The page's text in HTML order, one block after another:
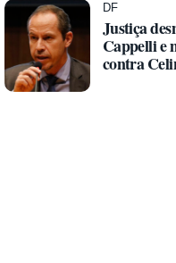
DF
Justiça
Cappelli e
contra